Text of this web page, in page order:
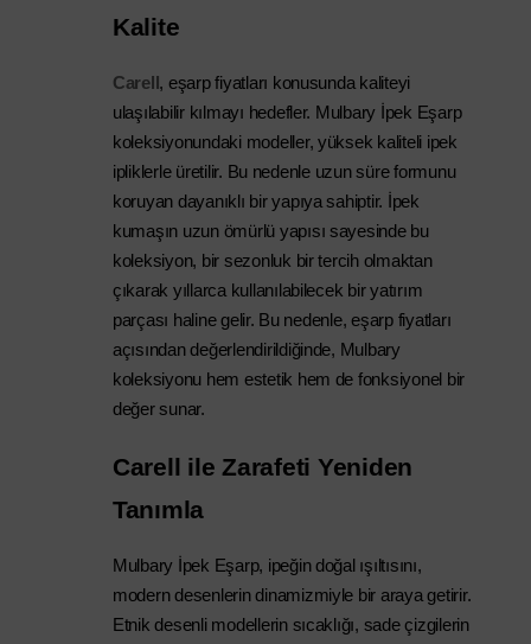
Kalite
Carell , eşarp fiyatları konusunda kaliteyi
ulaşılabilir kılmayı hedefler. Mulbary İpek Eşarp
koleksiyonundaki modeller, yüksek kaliteli ipek
ipliklerle üretilir. Bu nedenle uzun süre formunu
koruyan dayanıklı bir yapıya sahiptir.
İpek
kumaşın uzun ömürlü yapısı sayesinde bu
koleksiyon, bir sezonluk bir tercih olmaktan
çıkarak yıllarca kullanılabilecek bir yatırım
parçası haline gelir. Bu nedenle, eşarp fiyatları
açısından değerlendirildiğinde, Mulbary
koleksiyonu hem estetik hem de fonksiyonel bir
değer sunar.
Carell ile Zarafeti Yeniden
Tanımla
Mulbary İpek Eşarp, ipeğin doğal ışıltısını,
modern desenlerin dinamizmiyle bir araya getirir.
Etnik desenli modellerin sıcaklığı, sade çizgilerin